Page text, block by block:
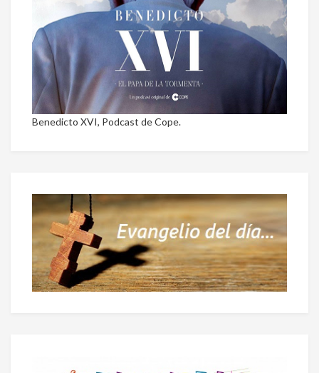
Benedicto XVI, Podcast de Cope.